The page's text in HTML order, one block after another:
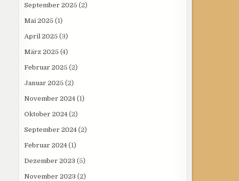
September 2025 (2)
Mai 2025 (1)
April 2025 (3)
März 2025 (4)
Februar 2025 (2)
Januar 2025 (2)
November 2024(1)
Oktober 2024(2)
September 2024(2)
Februar 2024(1)
Dezember 2023 (5)
November 2023 (2)